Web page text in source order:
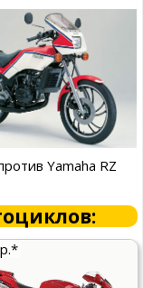
Yamaha RZ